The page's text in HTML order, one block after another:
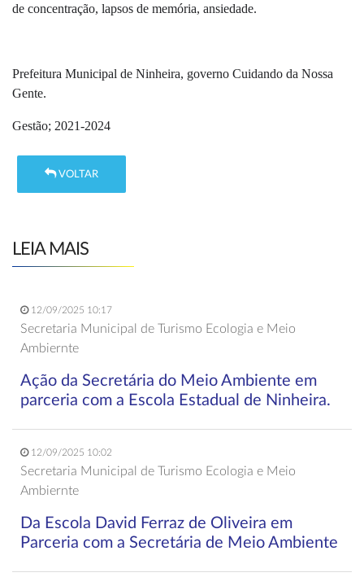
de concentração, lapsos de memória, ansiedade.
Prefeitura Municipal de Ninheira, governo Cuidando da Nossa
Gente.
Gestão; 2021-2024
VOLTAR
LEIA MAIS
12/09/2025 10:17
Secretaria Municipal de Turismo Ecologia e Meio
Ambiernte
Ação da Secretária do Meio Ambiente em
parceria com a Escola Estadual de Ninheira.
12/09/2025 10:02
Secretaria Municipal de Turismo Ecologia e Meio
Ambiernte
Da Escola David Ferraz de Oliveira em
Parceria com a Secretária de Meio Ambiente